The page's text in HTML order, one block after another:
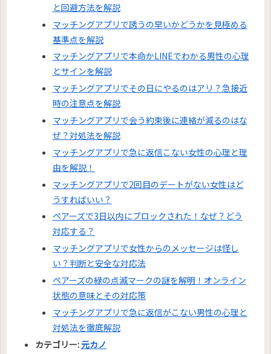
と回避方法を解説
マッチングアプリで誘うの早いかどうかを見極める
基準点を解説
マッチングアプリで本命かLINEでわかる男性の心理
とサインを解説
マッチングアプリでその日にやるのはアリ？急接近
時の注意点を解説
マッチングアプリで会う約束後に連絡が減るのはな
ぜ？対処法を解説
マッチングアプリで急に返信こない女性の心理と理
由を解説！
マッチングアプリで2回目のデートがない女性はど
うすればいい？
ペアーズで3日以内にブロックされた！なぜ？どう
対応する？
マッチングアプリで女性からのメッセージは怪し
い？判断と安全な対応法
ペアーズの緑の点滅マークの謎を解明！オンライン
状態の意味とその対応策
マッチングアプリで急に返信がこない男性の心理と
対処法を徹底解説
カテゴリー:元カノ